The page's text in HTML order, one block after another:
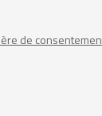
de